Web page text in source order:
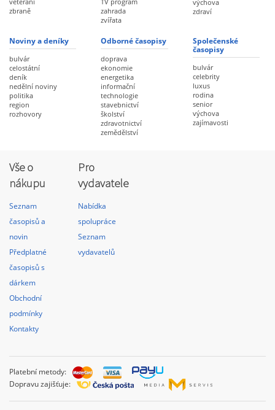
zbraně
zahrada
zvířata
výchova
zdraví
Noviny a deníky
bulvár
celostátní
deník
nedělní noviny
politika
region
rozhovory
Odborné časopisy
doprava
ekonomie
energetika
informační
technologie
stavebnictví
školství
zdravotnictví
zemědělství
Společenské
časopisy
bulvár
celebrity
luxus
rodina
senior
výchova
zajímavosti
Vše o
nákupu
Seznam
časopisů a
novin
Předplatné
časopisů s
dárkem
Obchodní
podmínky
Kontakty
Pro
vydavatele
Nabídka
spolupráce
Seznam
vydavatelů
Platební metody:
Dopravu zajišťuje: